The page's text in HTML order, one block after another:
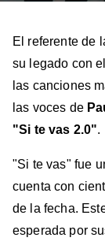
El referente de
su legado con
las canciones
las voces de
"Si te vas 2.0".
"Si te vas" fue
cuenta con
de la fecha.
esperada por